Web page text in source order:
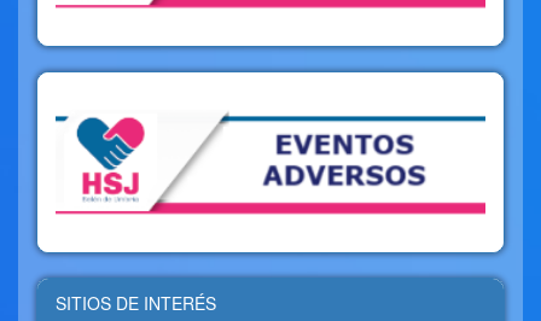
SITIOS DE INTERÉS